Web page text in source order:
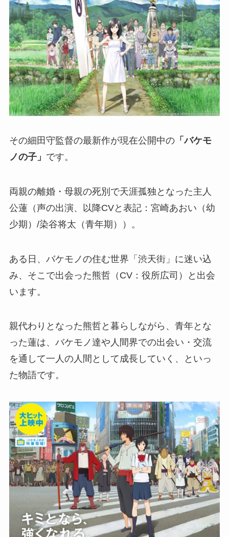
その細田守監督の最新作が現在公開中の「バケモ
ノの子」 です。
両親の離婚・母親の死別で天涯孤独となった主人
公蓮（声の出演、以降CVと表記：宮崎あおい（幼
少期）/染谷将太（青年期））。
ある日、バケモノの住む世界「渋天街」に迷い込
み、そこで出会った熊哲（CV：役所広司）と出会
います。
親代わりとなった熊哲と暮らしながら、青年とな
った蓮は、バケモノ達や人間界での出会い・交流
を通して一人の人間として成長していく、といっ
た物語です。